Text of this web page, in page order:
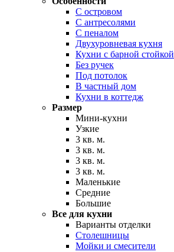
С островом
С антресолями
С пеналом
Двухуровневая кухня
Кухни с барной стойкой
Без ручек
Под потолок
В частный дом
Кухни в коттедж
Размер
Мини-кухни
Узкие
3 кв. м.
3 кв. м.
3 кв. м.
3 кв. м.
Маленькие
Средние
Большие
Все для кухни
Варианты отделки
Столешницы
Мойки и смесители